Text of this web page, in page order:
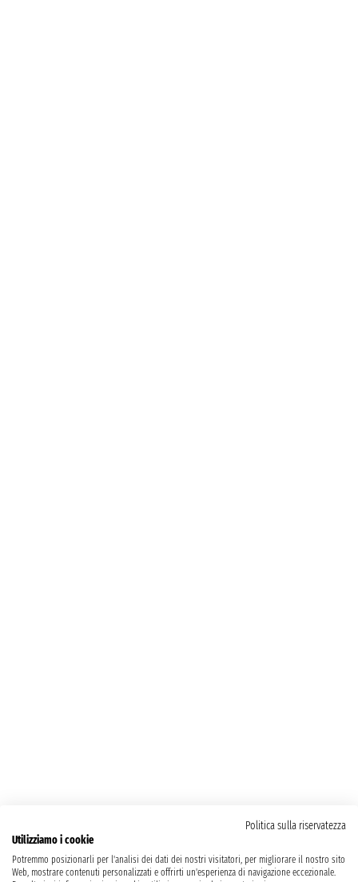
Politica sulla riservatezza
Utilizziamo i cookie
Potremmo posizionarli per l'analisi dei dati dei nostri visitatori, per migliorare il nostro sito
Web, mostrare contenuti personalizzati e offrirti un'esperienza di navigazione eccezionale.